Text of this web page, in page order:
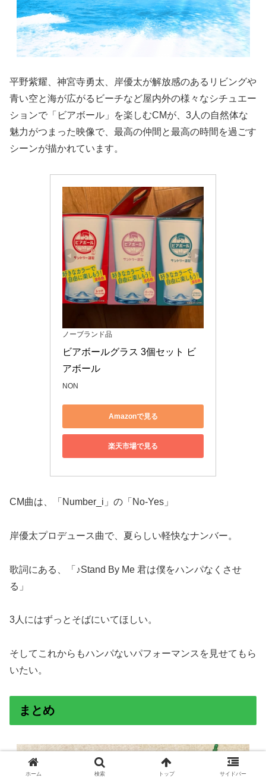
平野紫耀、神宮寺勇太、岸優太が解放感のあるリビングや
青い空と海が広がるビーチなど屋内外の様々なシチュエー
ションで「ビアボール」を楽しむCMが、3人の自然体な
魅力がつまった映像で、最高の仲間と最高の時間を過ごす
シーンが描かれています。
ノーブランド品
ビアボールグラス 3個セット ビ
アボール
NON
Amazonで見る
楽天市場で見る
CM曲は、「Number_i」の「No-Yes」
岸優太プロデュース曲で、夏らしい軽快なナンバー。
歌詞にある、「♪Stand By Me 君は僕をハンパなくさせ
る」
3人にはずっとそばにいてほしい。
そしてこれからもハンパないパフォーマンスを見せてもら
いたい。
まとめ
ホーム 検索 トップ サイドバー